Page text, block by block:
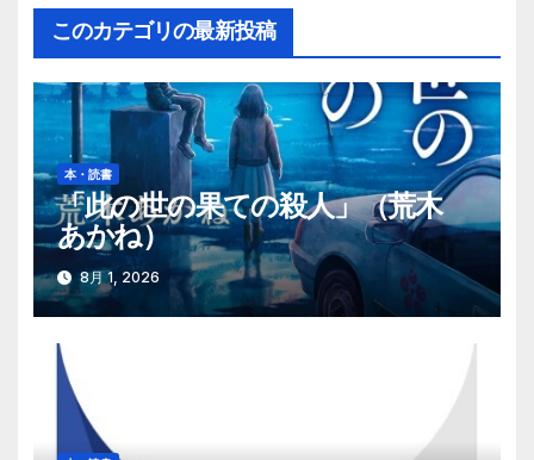
ビ
ゲ
ー
シ
ョ
ン
このカテゴリの最新投稿
本・読書
「此の世の果ての殺人」（荒木
あかね）
8月 1, 2026